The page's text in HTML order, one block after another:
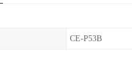
CE-P53B